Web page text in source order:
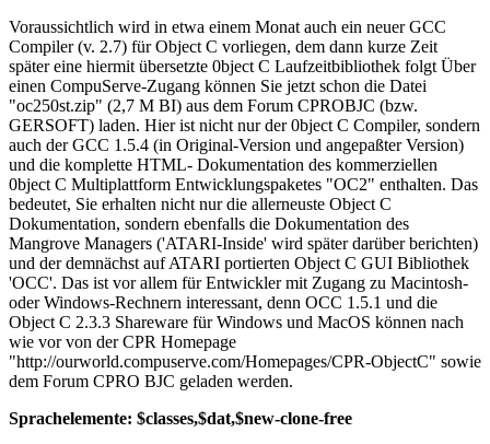
Voraussichtlich wird in etwa einem Monat auch ein neuer GCC
Compiler (v. 2.7) für Object C vorliegen, dem dann kurze Zeit
später eine hiermit übersetzte 0bject C Laufzeitbibliothek folgt Über
einen CompuServe-Zugang können Sie jetzt schon die Datei
"oc250st.zip" (2,7 M BI) aus dem Forum CPROBJC (bzw.
GERSOFT) laden. Hier ist nicht nur der 0bject C Compiler, sondern
auch der GCC 1.5.4 (in Original-Version und angepaßter Version)
und die komplette HTML- Dokumentation des kommerziellen
0bject C Multiplattform Entwicklungspaketes "OC2" enthalten. Das
bedeutet, Sie erhalten nicht nur die allerneuste Object C
Dokumentation, sondern ebenfalls die Dokumentation des
Mangrove Managers ('ATARI-Inside' wird später darüber berichten)
und der demnächst auf ATARI portierten Object C GUI Bibliothek
'OCC'. Das ist vor allem für Entwickler mit Zugang zu Macintosh-
oder Windows-Rechnern interessant, denn OCC 1.5.1 und die
Object C 2.3.3 Shareware für Windows und MacOS können nach
wie vor von der CPR Homepage
"http://ourworld.compuserve.com/Homepages/CPR-ObjectC" sowie
dem Forum CPRO BJC geladen werden.
Sprachelemente: $classes,$dat,$new-clone-free